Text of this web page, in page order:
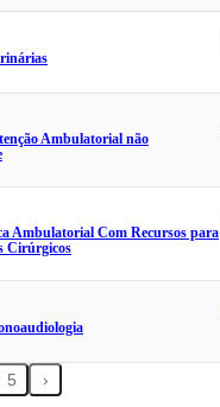
Ambulatorial não
Ambulatorial Com Recursos para
Cirúrgicos
5 ›